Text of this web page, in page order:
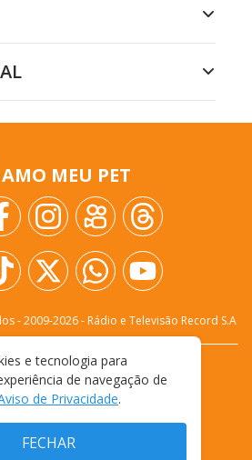
AMO MEU PET
- 2009-2026- Rádio e Televisão Record S.A
CONOSCO
PRIVACIDADE
E CONDIÇÕES DE USO
e tecnologia para
de navegação de
de Privacidade.
FECHAR